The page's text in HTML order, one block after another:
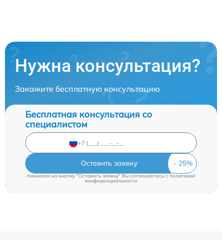
Нужна консультация?
Закажите бесплатную консультацию
Бесплатная консультация со
специалистом
Оставить заявку
Нажимая на кнопку "Оставить заявку" Вы соглашаетесь cполитикой
конфиденциальности